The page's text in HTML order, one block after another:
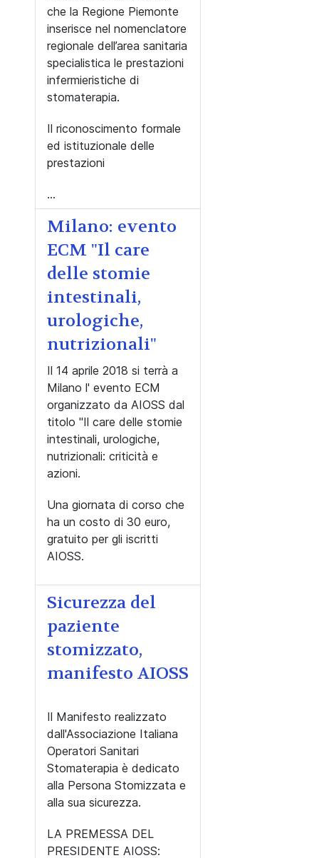
che la Regione Piemonte
inserisce nel nomenclatore
regionale dell’area sanitaria
specialistica le prestazioni
infermieristiche di
stomaterapia.
Il riconoscimento formale
ed istituzionale delle
prestazioni
...
Milano: evento
ECM "Il care
delle stomie
intestinali,
urologiche,
nutrizionali"
Il 14 aprile 2018 si terrà a
Milano l' evento ECM
organizzato da AIOSS dal
titolo "Il care delle stomie
intestinali, urologiche,
nutrizionali: criticità e
azioni.
Una giornata di corso che
ha un costo di 30 euro,
gratuito per gli iscritti
AIOSS.
Sicurezza del
paziente
stomizzato,
manifesto AIOSS
Il Manifesto realizzato
dall'Associazione Italiana
Operatori Sanitari
Stomaterapia è dedicato
alla Persona Stomizzata e
alla sua sicurezza.
LA PREMESSA DEL
PRESIDENTE AIOSS: